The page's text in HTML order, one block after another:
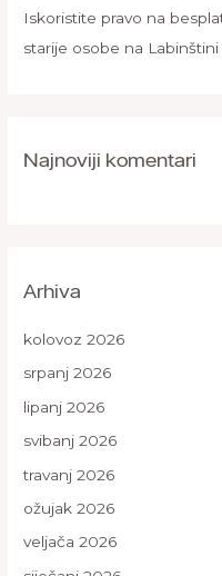
Iskoristite pravo na
starije osobe na Labinštini
Najnoviji komentari
Arhiva
kolovoz 2026
srpanj 2026
lipanj 2026
svibanj 2026
travanj 2026
ožujak 2026
veljača 2026